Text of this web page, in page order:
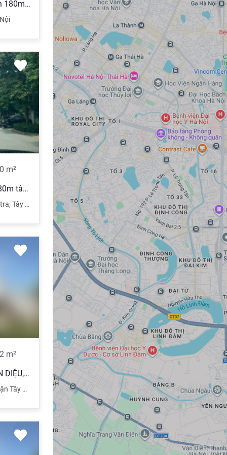
Bán biệt thự 3.5 tầng diện tích 180m2 mặt tiền 10m KDT Ciputra Nam Thăng Long, Hà Nội:0981 222 ***
m²
Chính chủ cần bán biệt thự 180m tây hồ giá 38 tỷ tốt nhất thị trường có sần vườn và hầm
, Tây Hồ Hà Nội
m²
(CỰC GẤP) Bán Đất phố XUÂN DIỆU, LÔ GÓC, 30m ra Hồ Tây, 132m2, mt 10m
Tây Hồ Hà Nội